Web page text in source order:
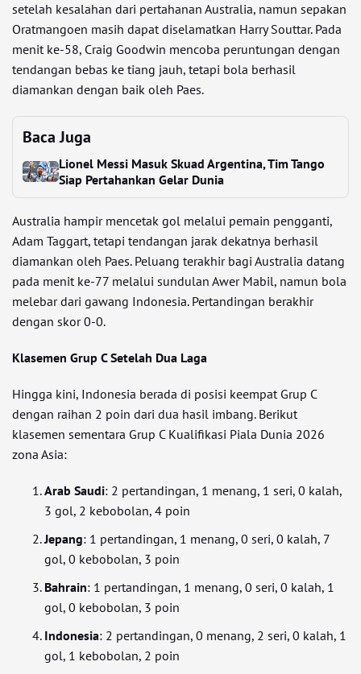
setelah kesalahan dari pertahanan Australia, namun sepakan
Oratmangoen masih dapat diselamatkan Harry Souttar. Pada
menit ke-58, Craig Goodwin mencoba peruntungan dengan
tendangan bebas ke tiang jauh, tetapi bola berhasil
diamankan dengan baik oleh Paes.
Baca Juga
Lionel Messi Masuk Skuad Argentina, Tim Tango
Siap Pertahankan Gelar Dunia
Australia hampir mencetak gol melalui pemain pengganti,
Adam Taggart, tetapi tendangan jarak dekatnya berhasil
diamankan oleh Paes. Peluang terakhir bagi Australia datang
pada menit ke-77 melalui sundulan Awer Mabil, namun bola
melebar dari gawang Indonesia. Pertandingan berakhir
dengan skor 0-0.
Klasemen Grup C Setelah Dua Laga
Hingga kini, Indonesia berada di posisi keempat Grup C
dengan raihan 2 poin dari dua hasil imbang. Berikut
klasemen sementara Grup C Kualifikasi Piala Dunia 2026
zona Asia:
Arab Saudi: 2 pertandingan, 1 menang, 1 seri, 0 kalah,
3 gol, 2 kebobolan, 4 poin
Jepang: 1 pertandingan, 1 menang, 0 seri, 0 kalah, 7
gol, 0 kebobolan, 3 poin
Bahrain: 1 pertandingan, 1 menang, 0 seri, 0 kalah, 1
gol, 0 kebobolan, 3 poin
Indonesia: 2 pertandingan, 0 menang, 2 seri, 0 kalah, 1
gol, 1 kebobolan, 2 poin